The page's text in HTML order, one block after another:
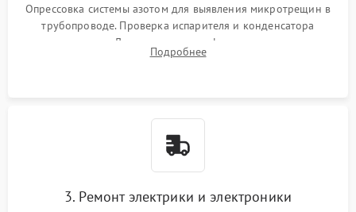
Опрессовка системы азотом для выявления микротрещин в
трубопроводе. Проверка испарителя и конденсатора
течеискателем. Демонтаж старого фильтра-осушителя и
продувка капиллярной трубки для устранения засоров.
Подробнее
3. Ремонт электрики и электроники